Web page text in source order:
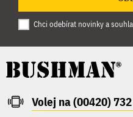
Chci odebírat novinky a
Volej na (00420)